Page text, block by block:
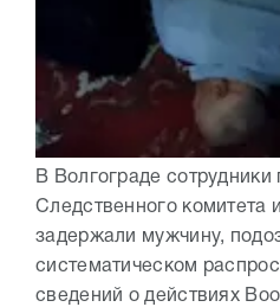
В Волгограде сотрудники
Следственного комитета
задержали мужчину,
систематическом
сведений о действиях